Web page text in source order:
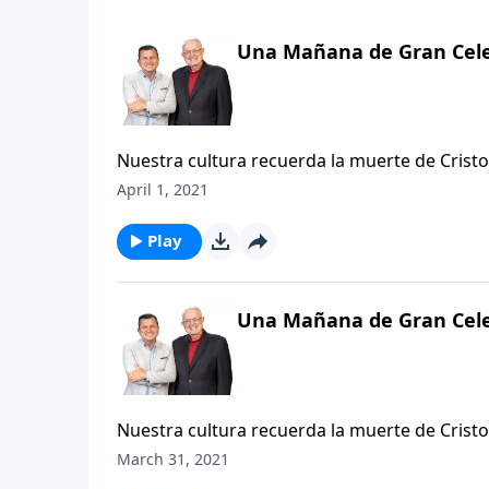
Una Mañana de Gran
Nuestra cultura recuerda la muerte de
olvidamos que Él ya no está muerto . . . sino
Cristo: son las voces de la culpabilidad y la
nuestra mente y nuestras emociones y se
y gracia como el que Cristo
April 1, 2021
Play
Una Mañana de Gran
Nuestra cultura recuerda la muerte de
olvidamos que Él ya no está muerto . . . sino
March 31, 2021